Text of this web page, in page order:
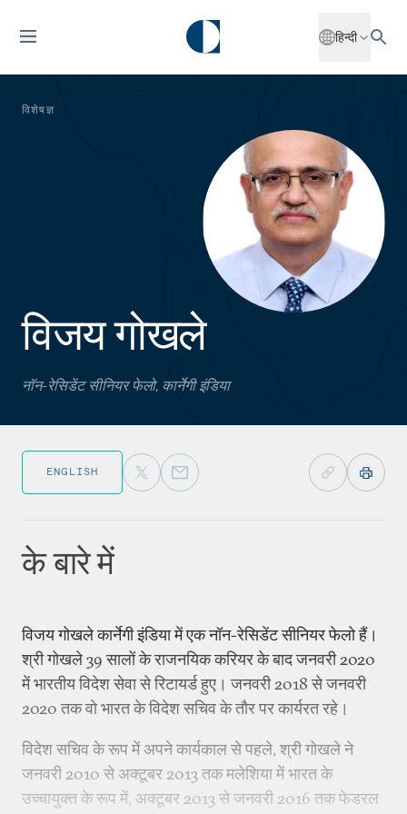
हिन्दी
विशेषज्ञ
विजय गोखले
नॉन-रेसिडेंट सीनियर फेलो, कार्नेगी इंडिया
ENGLISH
के बारे में
विजय गोखले कार्नेगी इंडिया में एक नॉन-रेसिडेंट सीनियर फेलो हैं।
श्री गोखले 39 सालों के राजनयिक करियर के बाद जनवरी 2020
में भारतीय विदेश सेवा से रिटायर्ड हुए। जनवरी 2018 से जनवरी
2020 तक वो भारत के विदेश सचिव के तौर पर कार्यरत रहे।
विदेश सचिव के रूप में अपने कार्यकाल से पहले, श्री गोखले ने
जनवरी 2010 से अक्टूबर 2013 तक मलेशिया में भारत के
उच्चायुक्त के रूप में, अक्टूबर 2013 से जनवरी 2016 तक फेडरल